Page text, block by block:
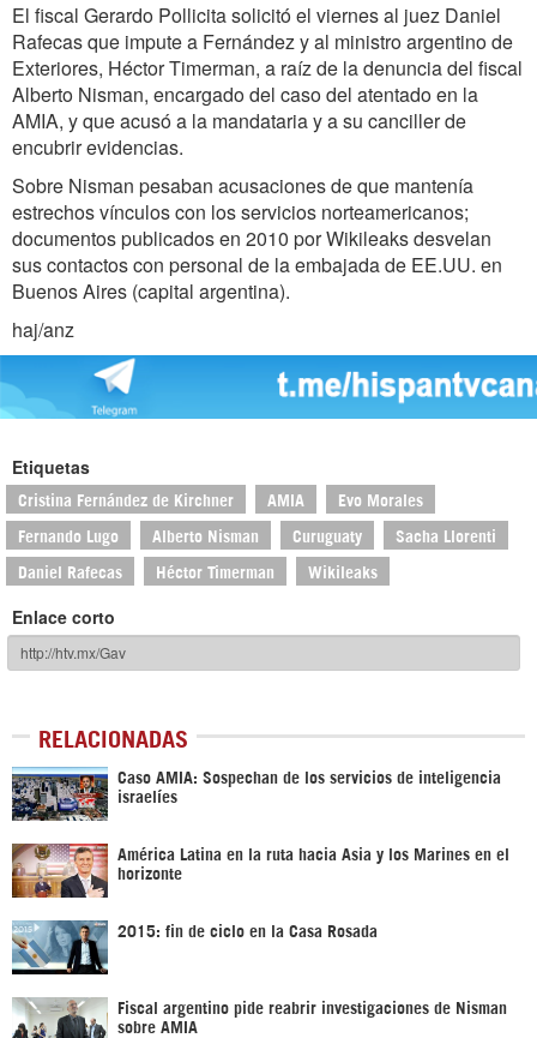
El fiscal Gerardo Pollicita solicitó el viernes al juez Daniel
Rafecas que impute a Fernández y al ministro argentino de
Exteriores, Héctor Timerman, a raíz de la denuncia del fiscal
Alberto Nisman, encargado del caso del atentado en la
AMIA, y que acusó a la mandataria y a su canciller de
encubrir evidencias.
Sobre Nisman pesaban acusaciones de que mantenía
estrechos vínculos con los servicios norteamericanos;
documentos publicados en 2010 por Wikileaks desvelan
sus contactos con personal de la embajada de EE.UU. en
Buenos Aires (capital argentina).
haj/anz
Etiquetas
Cristina Fernández de Kirchner AMIA Evo Morales
Fernando Lugo Alberto Nisman Curuguaty Sacha Llorenti
Daniel Rafecas Héctor Timerman Wikileaks
Enlace corto
RELACIONADAS
Caso AMIA: Sospechan de los servicios de inteligencia
israelíes
América Latina en la ruta hacia Asia y los Marines en el
horizonte
2015: fin de ciclo en la Casa Rosada
Fiscal argentino pide reabrir investigaciones de Nisman
sobre AMIA